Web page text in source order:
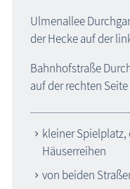
Ulmenallee
der Hecke auf der
Bahnhofstraße
auf der rechten Seite
kleiner
Häuserreihen
von beiden